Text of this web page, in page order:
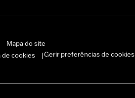
Mapa do site
de cookies Gerir preferências de cookies